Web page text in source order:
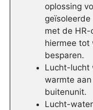
oplossing
met de
hiermee tot
besparen.
Lucht-lucht
warmte
buitenunit.
Lucht-